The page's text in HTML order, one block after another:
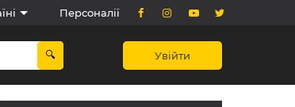
Персоналії
Увійти